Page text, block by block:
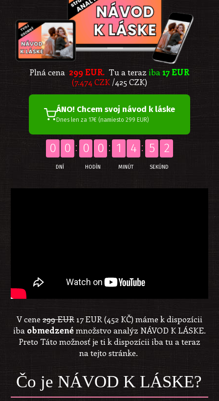
Plná cena 299 EUR. Tu a teraziba 17 EUR
(7.474 CZK/425 CZK)
ÁNO! Chcem svoj návod k láske
Dnes len za 17€ (namiesto 299 EUR)
0 0
DNÍ
0 0
HODÍN
1 4
MINÚT
5 1
SEKÚND
V cene299 EUR17 EUR (452 KČ) máme k dispozícii
iba obmedzenémnožstvo analýz NÁVOD K LÁSKE.
Preto Táto možnosť je ti k dispozícii iba tu a teraz
na tejto stránke.
Čo je NÁVOD K LÁSKE?